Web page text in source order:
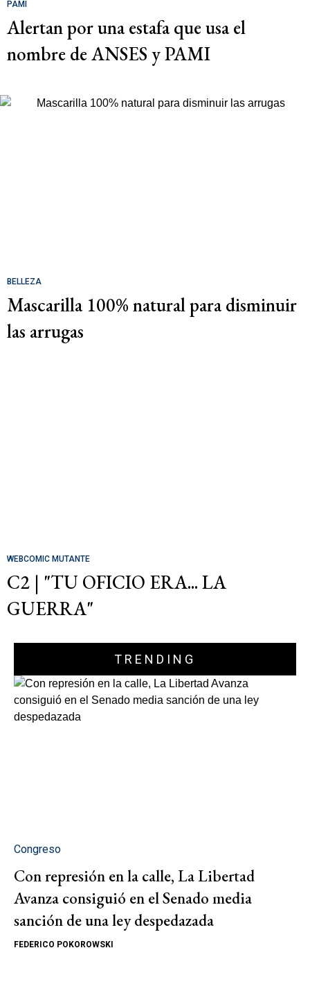
PAMI
Alertan por una estafa que usa el
nombre de ANSES y PAMI
BELLEZA
Mascarilla 100% natural para disminuir
las arrugas
WEBCOMIC MUTANTE
C2 | "TU OFICIO ERA... LA
GUERRA"
TRENDING
Congreso
Con represión en la calle, La Libertad
Avanza consiguió en el Senado media
sanción de una ley despedazada
FEDERICO POKOROWSKI